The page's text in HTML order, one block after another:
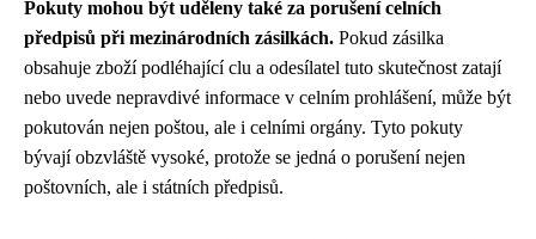
Pokuty mohou být uděleny také za porušení celních
předpisů při mezinárodních zásilkách. Pokud zásilka
obsahuje zboží podléhající clu a odesílatel tuto skutečnost zatají
nebo uvede nepravdivé informace v celním prohlášení, může být
pokutován nejen poštou, ale i celními orgány. Tyto pokuty
bývají obzvláště vysoké, protože se jedná o porušení nejen
poštovních, ale i státních předpisů.